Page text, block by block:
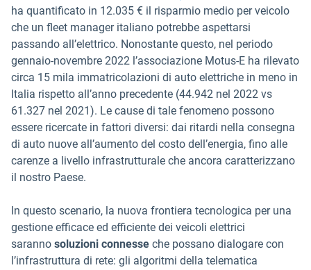
ha quantificato in 12.035 € il risparmio medio per veicolo
che un fleet manager italiano potrebbe aspettarsi
passando all’elettrico. Nonostante questo, nel periodo
gennaio-novembre 2022 l’associazione Motus-E ha rilevato
circa 15 mila immatricolazioni di auto elettriche in meno in
Italia rispetto all’anno precedente (44.942 nel 2022 vs
61.327 nel 2021). Le cause di tale fenomeno possono
essere ricercate in fattori diversi: dai ritardi nella consegna
di auto nuove all’aumento del costo dell’energia, fino alle
carenze a livello infrastrutturale che ancora caratterizzano
il nostro Paese.
In questo scenario, la nuova frontiera tecnologica per una
gestione efficace ed efficiente dei veicoli elettrici
saranno soluzioni connesse che possano dialogare con
l’infrastruttura di rete: gli algoritmi della telematica